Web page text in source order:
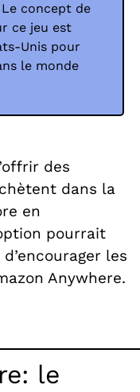
concept de
ce jeu est
Unis pour
le monde
des
dans la
en
pourrait
les
Anywhere.
le